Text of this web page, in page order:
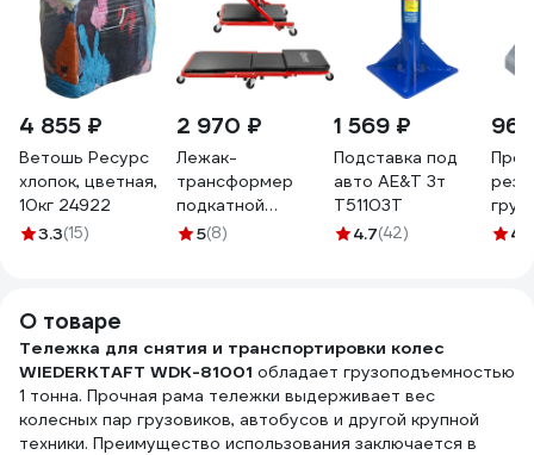
4 855 ₽
Ветошь Ресурс
хлопок, цветная,
10кг 24922
3.3(15)
2 970 ₽
Лежак-
трансформер
подкатной
Forcekraft на 6ти
5(8)
1 569 ₽
Подставка под
авто AE&T 3т
T51103T
4.7(42) 4.9
О товаре
Тележка для снятия и транспортировки колес
WIEDERKTAFT WDK-81001 обладает грузоподъемностью
1 тонна. Прочная рама тележки выдерживает вес
колесных пар грузовиков, автобусов и другой крупной
техники. Преимущество использования заключается в